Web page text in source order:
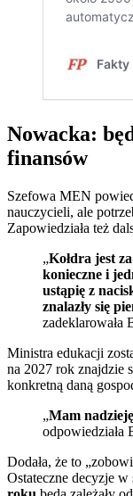
Nowacka:
finansów
Szefowa MEN
nauczycieli, ale
Zapowiedziała też
„Kołdra jest
konieczne i
ustąpię z
znalazły się
zadeklarowała
Ministra edukacji
na 2027 rok znajdzie
konkretną daną
„Mam
odpowiedziała
Dodała, że to
Ostateczne decyzje w